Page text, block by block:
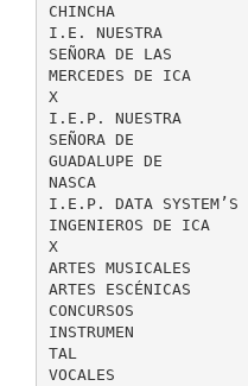
CHINCHA
I.E. NUESTRA
SEÑORA DE LAS
MERCEDES DE ICA
X
I.E.P. NUESTRA
SEÑORA DE
GUADALUPE DE
NASCA
I.E.P. DATA SYSTEM’S
INGENIEROS DE ICA
X
ARTES MUSICALES
ARTES ESCÉNICAS
CONCURSOS
INSTRUMEN
TAL
VOCALES